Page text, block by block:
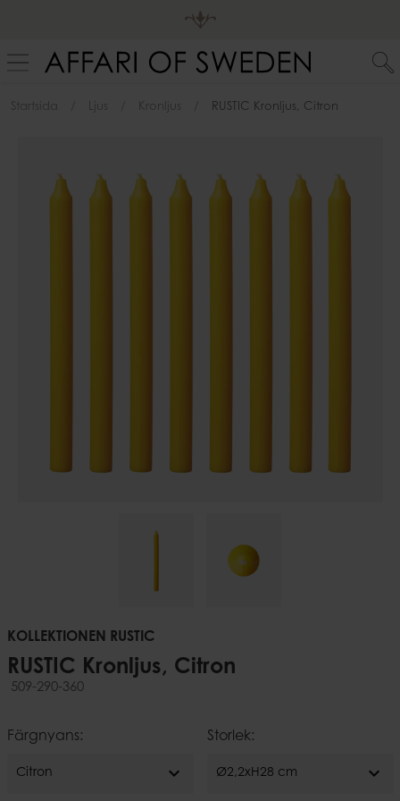
Startsida Ljus Kronljus RUSTIC Kronljus, Citron
KOLLEKTIONEN RUSTIC
RUSTIC Kronljus, Citron
509-290-360
Färgnyans:
Citron expand_more
Storlek:
Ø2,2xH28 cm expand_more